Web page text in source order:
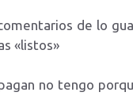
de lo
«listos»
no tengo